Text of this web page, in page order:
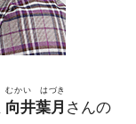
向井葉月
むかい はづき
さんの